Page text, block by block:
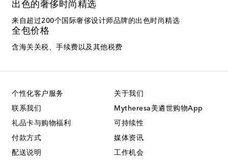
出色的奢侈时尚精选
来自超过200个国际奢侈设计师品牌的出色时尚精选
全包价格
含海关关税、手续费以及其他税费
个性化客户服务
联系我们
礼品卡与购物福利
付款方式
配送说明
关于我们
Mytheresa美遴世购物App
可持续性
媒体资讯
工作机会